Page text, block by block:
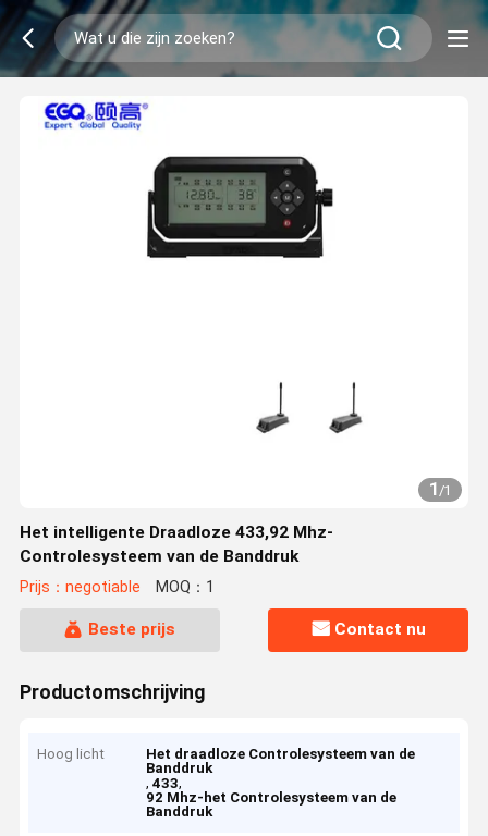
1/1
Het intelligente Draadloze 433,92 Mhz-
Controlesysteem van de Banddruk
Prijs：negotiable MOQ：1
Beste prijs Contact nu
Productomschrijving
Hoog licht
Het draadloze Controlesysteem van de
Banddruk
,433,
92 Mhz-het Controlesysteem van de
Banddruk